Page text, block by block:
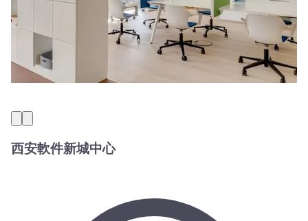
西安軟件新城中心